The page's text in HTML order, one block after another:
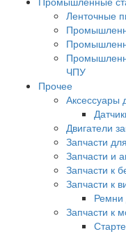
Ленточные
ЧПУ
Прочее
Аксессуары
Двигатели
Запчасти
Запчасти и
Запчасти к
Запчасти к
Ремни
Запчасти к